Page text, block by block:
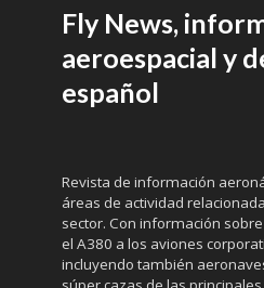
Fly News,
aeroespacial y
español
Revista de información
áreas de actividad
sector. Con información
el A380 a los aviones
incluyendo también